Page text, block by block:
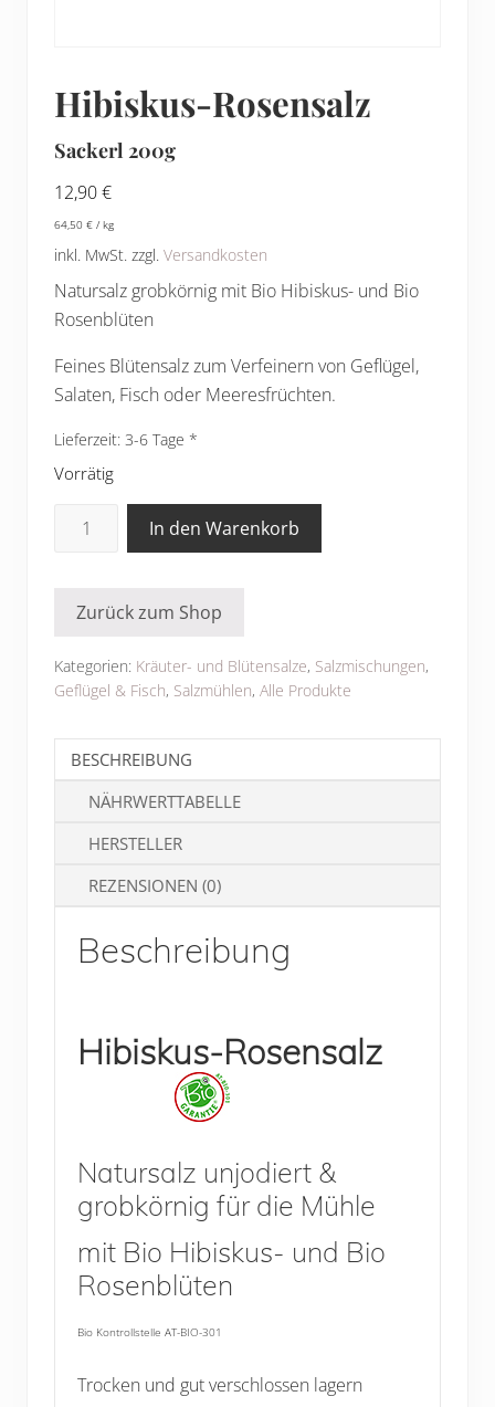
Hibiskus-Rosensalz
Sackerl 200g
12,90€
64,50 € /kg
inkl. MwSt. zzgl. Versandkosten
Natursalz grobkörnig mit Bio Hibiskus- und Bio
Rosenblüten
Feines Blütensalz zum Verfeinern von Geflügel,
Salaten, Fisch oder Meeresfrüchten.
Lieferzeit: 3-6 Tage
Vorrätig
Hibiskus-
In den Warenkorb
Zurück zum Shop
Kategorien: Kräuter- und Blütensalze, Salzmischungen,
Geflügel & Fisch, Salzmühlen, Alle Produkte
BESCHREIBUNG
NÄHRWERTTABELLE
HERSTELLER
REZENSIONEN (0)
Beschreibung
Hibiskus-Rosensalz
Natursalz unjodiert &
grobkörnig für die Mühle
mit Bio Hibiskus- und Bio
Rosenblüten
Bio Kontrollstelle AT-BIO-301
Trocken und gut verschlossen lagern